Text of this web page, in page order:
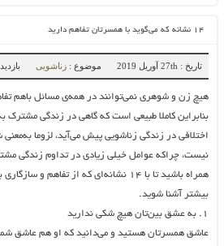
۱۴ نشانه که می‌گوید با همسرتان تفاهم دارید
تاریخ : 27th آوریل 2019 موضوع : زناشویی
هیچ زن و شوهری نمی‌توانند در همه‌ی مسائل باهم
بنابراین کاملا طبیعی است که گاهی در زندگی مشترک
اختلافی در زندگی زناشویی پیش می‌آید، لزوما
نیست، چراکه عوامل خیلی زیادی در تداوم زندگی
همراه باشید تا با ۱۴ نشانه‌ای که از
بیشتر آشنا شوید.
۱. به عشق بین‌تان هیچ شکی ندارید
عاشق همسرتان هستید و می‌دانید که او هم عاشق